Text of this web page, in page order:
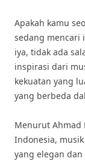
Apakah kamu
sedang mencari
iya, tidak ada
inspirasi dari
kekuatan yang
yang berbeda
Menurut Ahmad
Indonesia,
yang elegan